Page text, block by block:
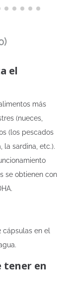
el
más
(nueces,
(los pescados
la sardina, etc.).
se obtienen con
en el
tener en